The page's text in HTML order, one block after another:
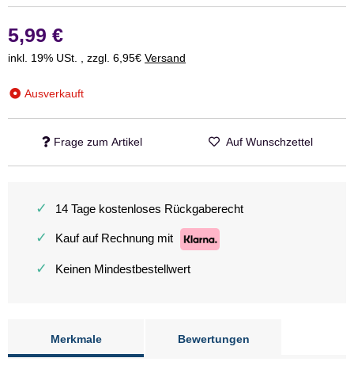
5,99 €
inkl. 19% USt. , zzgl. 6,95€ Versand
Ausverkauft
Frage zum Artikel Auf Wunschzettel
✓ 14 Tage kostenloses Rückgaberecht
✓ Kauf auf Rechnung mit
✓ Keinen Mindestbestellwert
Merkmale Bewertungen